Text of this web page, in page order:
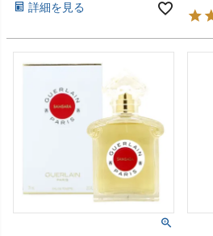
詳細を見る